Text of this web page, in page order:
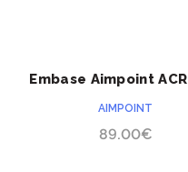
ACHETER
Embase Aimpoint
AIMPOINT
89.00€